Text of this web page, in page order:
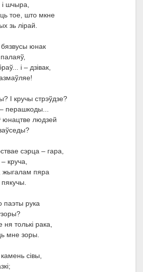
і шчыра,
тое, што мкне
зь лірай.
бязвусы юнак
і – дзівак,
І кручы стрэўдзе?
перашкоды...
юнацтве людзей
сэрца – гара,
круча,
жыгалам пяра
паэты рука
толькі рака,
мне зоры.
сівы,